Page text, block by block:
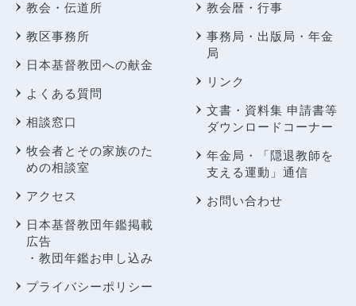
教会・伝道所
教区事務所
日本基督教団への献金
よくある質問
相談窓口
牧会者とその家族のた
めの相談室
アクセス
日本基督教団年鑑掲載
広告
・教団年鑑お申し込み
プライバシーポリシー
教会暦・行事
事務局・出版局・年金
局
リンク
文書・資料集 申請書等
ダウンロードコーナー
年金局・
「隠退教師を
支える運動」通信
お問い合わせ